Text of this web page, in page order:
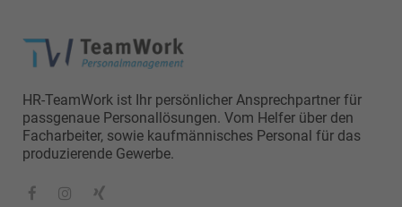
HR-TeamWork ist Ihr persönlicher Ansprechpartner für
passgenaue Personallösungen. Vom Helfer über den
Facharbeiter, sowie kaufmännisches Personal für das
produzierende Gewerbe.